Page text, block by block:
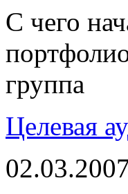
С чего
группа
Целевая